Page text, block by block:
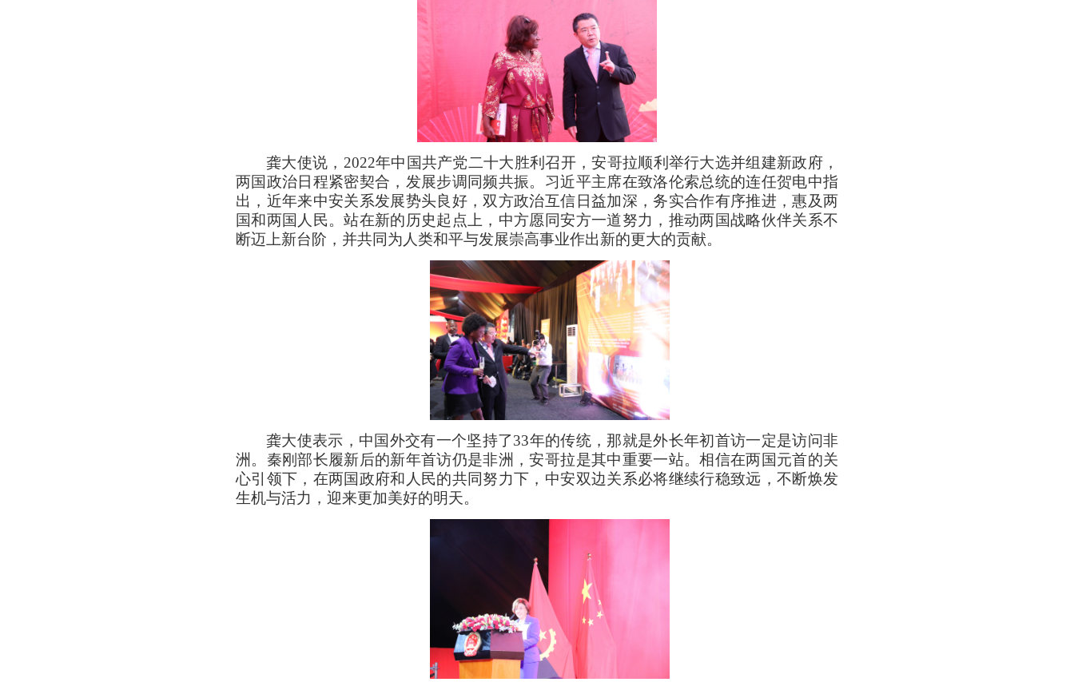
龚大使说，2022年中国共产党二十大胜利召开，安哥拉顺利举行大选并组建新政府，
两国政治日程紧密契合，发展步调同频共振。习近平主席在致洛伦索总统的连任贺电中指
出，近年来中安关系发展势头良好，双方政治互信日益加深，务实合作有序推进，惠及两
国和两国人民。站在新的历史起点上，中方愿同安方一道努力，推动两国战略伙伴关系不
断迈上新台阶，并共同为人类和平与发展崇高事业作出新的更大的贡献。
龚大使表示，中国外交有一个坚持了33年的传统，那就是外长年初首访一定是访问非
洲。秦刚部长履新后的新年首访仍是非洲，安哥拉是其中重要一站。相信在两国元首的关
心引领下，在两国政府和人民的共同努力下，中安双边关系必将继续行稳致远，不断焕发
生机与活力，迎来更加美好的明天。